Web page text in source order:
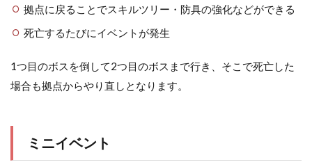
拠点に戻ることでスキルツリー・防具の強化などができる
死亡するたびにイベントが発生
1つ目のボスを倒して2つ目のボスまで行き、そこで死亡した
場合も拠点からやり直しとなります。
ミニイベント